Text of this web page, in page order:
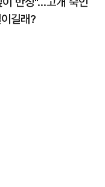
길래?